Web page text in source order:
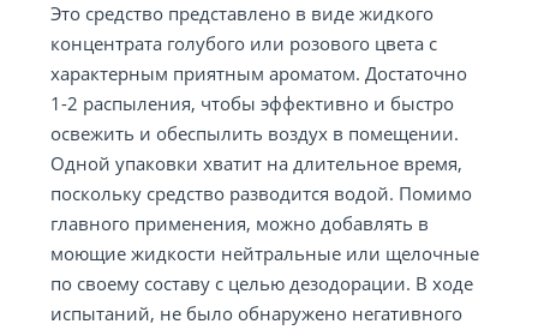
Это средство представлено в виде жидкого
концентрата голубого или розового цвета с
характерным приятным ароматом. Достаточно
1-2 распыления, чтобы эффективно и быстро
освежить и обеспылить воздух в помещении.
Одной упаковки хватит на длительное время,
поскольку средство разводится водой. Помимо
главного применения, можно добавлять в
моющие жидкости нейтральные или щелочные
по своему составу с целью дезодорации. В ходе
испытаний, не было обнаружено негативного